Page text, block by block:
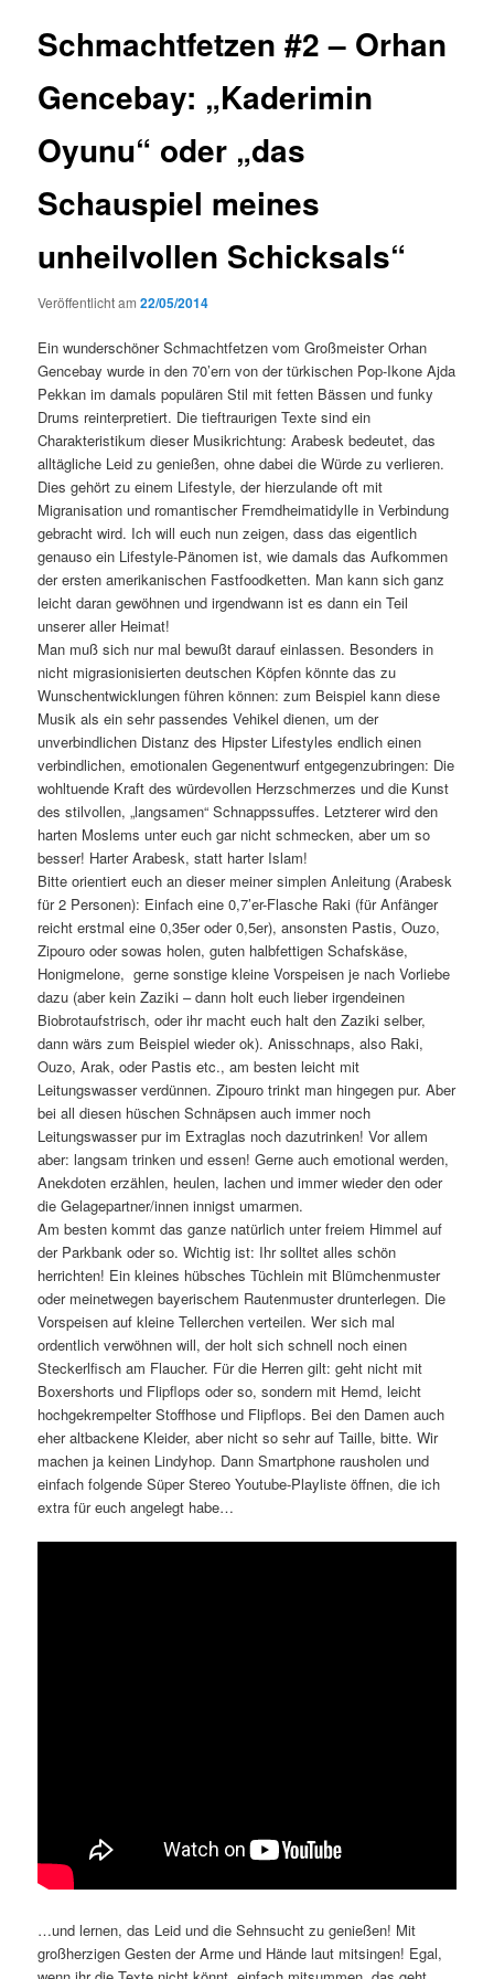
Schmachtfetzen #2 – Orhan
Gencebay: „Kaderimin
Oyunu“ oder „das
Schauspiel meines
unheilvollen Schicksals“
Veröffentlicht am22/05/2014
Ein wunderschöner Schmachtfetzen vom Großmeister Orhan
Gencebay wurde in den 70’ern von der türkischen Pop-Ikone Ajda
Pekkan im damals populären Stil mit fetten Bässen und funky
Drums reinterpretiert. Die tieftraurigen Texte sind ein
Charakteristikum dieser Musikrichtung: Arabesk bedeutet, das
alltägliche Leid zu genießen, ohne dabei die Würde zu verlieren.
Dies gehört zu einem Lifestyle, der hierzulande oft mit
Migranisation und romantischer Fremdheimatidylle in Verbindung
gebracht wird. Ich will euch nun zeigen, dass das eigentlich
genauso ein Lifestyle-Pänomen ist, wie damals das Aufkommen
der ersten amerikanischen Fastfoodketten. Man kann sich ganz
leicht daran gewöhnen und irgendwann ist es dann ein Teil
unserer aller Heimat!
Man muß sich nur mal bewußt darauf einlassen. Besonders in
nicht migrasionisierten deutschen Köpfen könnte das zu
Wunschentwicklungen führen können: zum Beispiel kann diese
Musik als ein sehr passendes Vehikel dienen, um der
unverbindlichen Distanz des Hipster Lifestyles endlich einen
verbindlichen, emotionalen Gegenentwurf entgegenzubringen: Die
wohltuende Kraft des würdevollen Herzschmerzes und die Kunst
des stilvollen, „langsamen“ Schnappssuffes. Letzterer wird den
harten Moslems unter euch gar nicht schmecken, aber um so
besser! Harter Arabesk, statt harter Islam!
Bitte orientiert euch an dieser meiner simplen Anleitung (Arabesk
für 2 Personen): Einfach eine 0,7’er-Flasche Raki (für Anfänger
reicht erstmal eine 0,35er oder 0,5er), ansonsten Pastis, Ouzo,
Zipouro oder sowas holen, guten halbfettigen Schafskäse,
Honigmelone, gerne sonstige kleine Vorspeisen je nach Vorliebe
dazu (aber kein Zaziki – dann holt euch lieber irgendeinen
Biobrotaufstrisch, oder ihr macht euch halt den Zaziki selber,
dann wärs zum Beispiel wieder ok). Anisschnaps, also Raki,
Ouzo, Arak, oder Pastis etc., am besten leicht mit
Leitungswasser verdünnen. Zipouro trinkt man hingegen pur. Aber
bei all diesen hüschen Schnäpsen auch immer noch
Leitungswasser pur im Extraglas noch dazutrinken! Vor allem
aber: langsam trinken und essen! Gerne auch emotional werden,
Anekdoten erzählen, heulen, lachen und immer wieder den oder
die Gelagepartner/innen innigst umarmen.
Am besten kommt das ganze natürlich unter freiem Himmel auf
der Parkbank oder so. Wichtig ist: Ihr solltet alles schön
herrichten! Ein kleines hübsches Tüchlein mit Blümchenmuster
oder meinetwegen bayerischem Rautenmuster drunterlegen. Die
Vorspeisen auf kleine Tellerchen verteilen. Wer sich mal
ordentlich verwöhnen will, der holt sich schnell noch einen
Steckerlfisch am Flaucher. Für die Herren gilt: geht nicht mit
Boxershorts und Flipflops oder so, sondern mit Hemd, leicht
hochgekrempelter Stoffhose und Flipflops. Bei den Damen auch
eher altbackene Kleider, aber nicht so sehr auf Taille, bitte. Wir
machen ja keinen Lindyhop. Dann Smartphone rausholen und
einfach folgende Süper Stereo Youtube-Playliste öffnen, die ich
extra für euch angelegt habe…
…und lernen, das Leid und die Sehnsucht zu genießen! Mit
großherzigen Gesten der Arme und Hände laut mitsingen! Egal,